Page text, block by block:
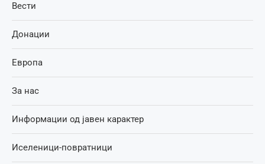
Вести
Донации
Европа
За нас
Информации од јавен карактер
Иселеници-повратници